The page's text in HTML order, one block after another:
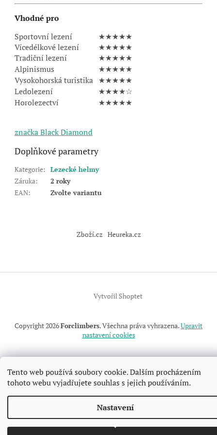
Tento web používá soubory cookie. Dalším procházením
tohoto webu vyjadřujete souhlas s jejich používáním.
Nastavení
Vhodné pro
Sportovní lezení
★★★★★
Vícedélkové lezení
★★★★★
Tradiční lezení
★★★★★
Alpinismus
★★★★★
Vysokohorská turistika ★★★★★
Ledolezení
★★★★☆
Horolezectví
★★★★★
značka Black Diamond
Doplňkové parametry
Kategorie: Lezecké helmy
Záruka:
2 roky
EAN: Zvolte variantu
í
Zboží.cz Heureka.cz
Vytvořil Shoptet
Copyright 2026Forclimbers. Všechna práva vyhrazena.Upravit
nastavení cookies